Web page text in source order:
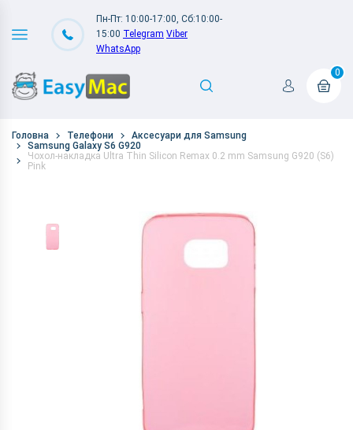
Пн-Пт: 10:00-17:00, Сб:10:00-
15:00 Telegram Viber
WhatsApp
0
Головна Телефони
Аксесуари для Samsung
Samsung Galaxy S6 G920
Чохол-накладка Ultra Thin Silicon Remax 0.2 mm Samsung G920 (S6)
Pink